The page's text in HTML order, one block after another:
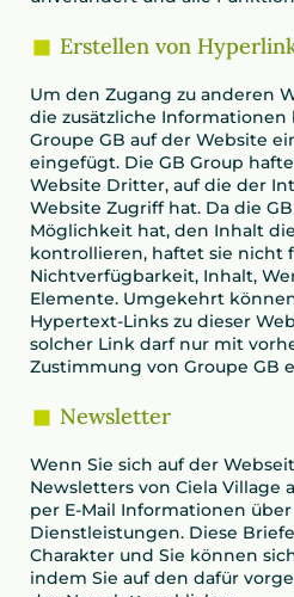
Erstellen von
Um den Zugang zu anderen
die zusätzliche
Groupe GB auf der Website
eingefügt. Die GB Group
Website Dritter, auf die der
Website Zugriff hat. Da die
Möglichkeit hat, den Inhalt
kontrollieren, haftet sie nicht
Nichtverfügbarkeit, Inhalt,
Elemente. Umgekehrt
Hypertext-Links zu dieser
solcher Link darf nur mit
Zustimmung von Groupe GB
Newsletter
Wenn Sie sich auf der
Newsletters von Ciela Village
per E-Mail Informationen
Dienstleistungen. Diese
Charakter und Sie können
indem Sie auf den dafür